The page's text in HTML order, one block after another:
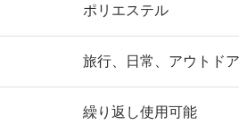
ポリエステル
旅行、日常、アウトド
繰り返し使用可能